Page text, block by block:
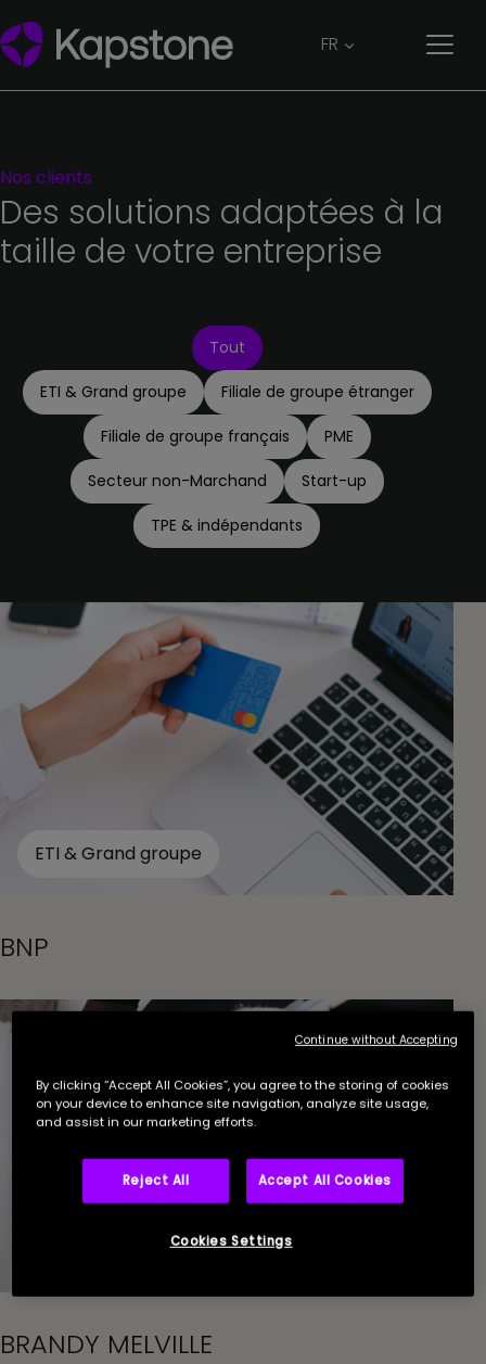
FR
Nos clients
Des solutions adaptées à la
taille de votre entreprise
Tout
ETI & Grand groupe Filiale de groupe étranger
Filiale de groupe français PME
Secteur non-Marchand Start-up
TPE & indépendants
ETI & Grand groupe
BNP
BRANDY MELVILLE
By clicking “Accept All Cookies”, you agree to the storing of cookies
on your device to enhance site navigation, analyze site usage,
and assist in our marketing efforts.
Reject All Accept All Cookies
Cookies Settings
Continue without Accepting